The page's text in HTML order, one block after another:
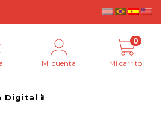
Mi cuenta Mi carrito
0
Digital📱